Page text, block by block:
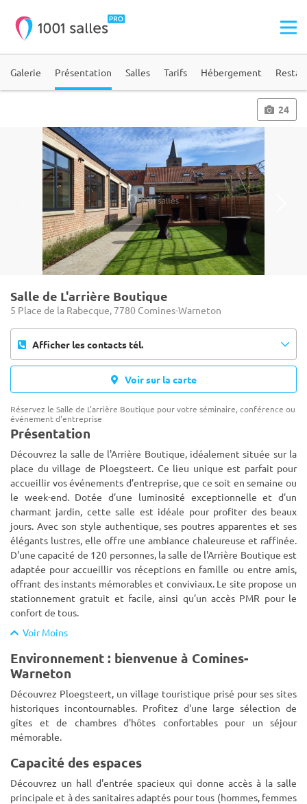
Galerie Présentation Salles Tarifs Hébergement
24
Salle de L'arrière Boutique
5 Place de la Rabecque, 7780 Comines-Warneton
Afficher les contacts tél.
Voir sur la carte
Réservez le Salle de L'arrière Boutique pour votre séminaire, conférence ou
événement d'entreprise
Présentation
Découvrez la salle de l'Arrière Boutique, idéalement située sur la
place du village de Ploegsteert. Ce lieu unique est parfait pour
accueillir vos événements d’entreprise, que ce soit en semaine ou
le week-end. Dotée d’une luminosité exceptionnelle et d’un
charmant jardin, cette salle est idéale pour profiter des beaux
jours. Avec son style authentique, ses poutres apparentes et ses
élégants lustres, elle offre une ambiance chaleureuse et raffinée.
D'une capacité de 120 personnes, la salle de l'Arrière Boutique est
adaptée pour accueillir vos réceptions en famille ou entre amis,
offrant des instants mémorables et conviviaux. Le site propose un
stationnement gratuit et facile, ainsi qu’un accès PMR pour le
confort de tous.
Voir Moins
Environnement : bienvenue à Comines-
Warneton
Découvrez Ploegsteert, un village touristique prisé pour ses sites
historiques incontournables. Profitez d'une large sélection de
gîtes et de chambres d'hôtes confortables pour un séjour
mémorable.
Capacité des espaces
Découvrez un hall d'entrée spacieux qui donne accès à la salle
principale et à des sanitaires adaptés pour tous (hommes, femmes